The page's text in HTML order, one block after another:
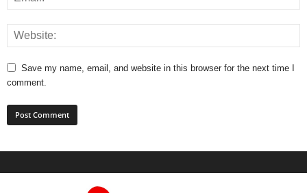
Save my name, email, and website in this browser for the next time I
comment.